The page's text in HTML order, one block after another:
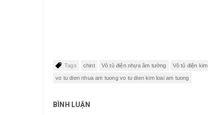
Tags chint Vỏ tủ điện nhựa âm tường Vỏ tủ điện
vo tu dien nhua am tuong vo tu dien kim loai am tuong
BÌNH LUẬN